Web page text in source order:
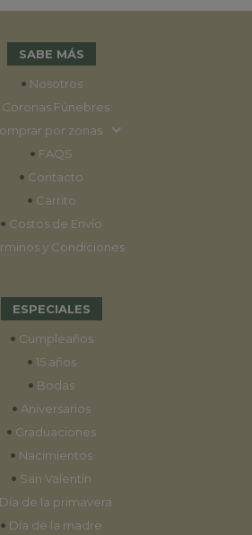
SABE MÁS
• Nosotros
Coronas Fúnebres
por zonas
• FAQS
• Contacto
• Carrito
• Costos de Envío
y Condiciones
ESPECIALES
• Cumpleaños
• 15 años
• Bodas
• Aniversarios
• Graduaciones
• Nacimientos
• San Valentín
Día de la primavera
• Día de la madre